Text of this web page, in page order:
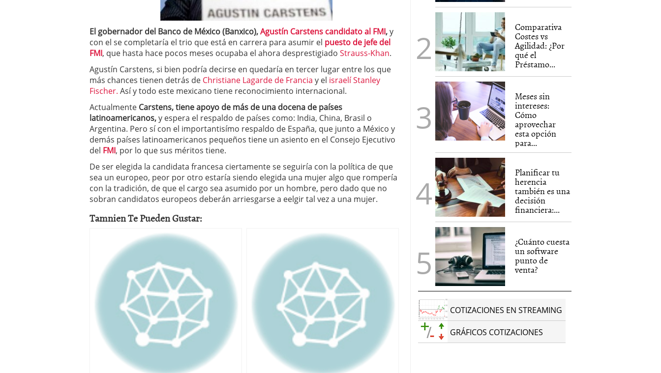
a los costes 21 de noviembre de 2025
¿Cuánto cuesta un software punto de venta? 3 de octubre de 2025
El gobernador del Banco de México (Banxico),Agustín Carstens candidato al FMI,y
con el se completaría el trio que está en carrera para asumir el puesto de jefe del
FMI, que hasta hace pocos meses ocupaba el ahora desprestigiado Strauss-Khan.
Agustín Carstens, si bien podría decirse en quedaría en tercer lugar entre los que
más chances tienen detrás de Christiane Lagarde de Francia y el israelí Stanley
Fischer. Así y todo este mexicano tiene reconocimiento internacional.
Actualmente Carstens, tiene apoyo de más de una docena de países
latinoamericanos,y espera el respaldo de países como: India, China, Brasil o
Argentina. Pero sí con el importantisímo respaldo de España, que junto a México y
demás países latinoamericanos pequeños tiene un asiento en el Consejo Ejecutivo
del FMI, por lo que sus méritos tiene.
De ser elegida la candidata francesa ciertamente se seguiría con la política de que
sea un europeo, peor por otro estaría siendo elegida una mujer algo que rompería
con la tradición, de que el cargo sea asumido por un hombre, pero dado que no
sobran candidatos europeos deberán arriesgarse a eelgir tal vez a una mujer.
Tamnien Te Pueden Gustar:
Comparativa
Costes vs
Agilidad: ¿Por
qué el
Préstamo...
Meses sin
intereses:
Cómo
aprovechar
esta opción
para...
Planificar tu
herencia
también es una
decisión
financiera:...
¿Cuánto cuesta
un software
punto de
venta?
COTIZACIONES EN STREAMING
GRÁFICOS COTIZACIONES